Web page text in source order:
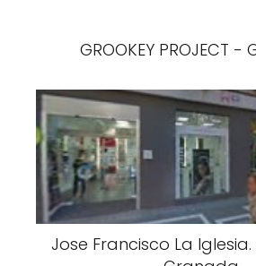
GROOKEY PROJECT
Jose Francisco La